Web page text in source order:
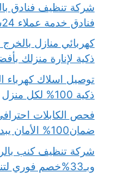
فنادق خدمة عملاء 24ساعة
ذكية لإنارة منزلك
توصيل اسلاك كهرباء
ذكية 100% لكل منزل
فحص الكابلات
ضمان100% الأمان يبدأ من الداخل
وبـ33%خصم فوري لتنظيف كنبات احجز الآن